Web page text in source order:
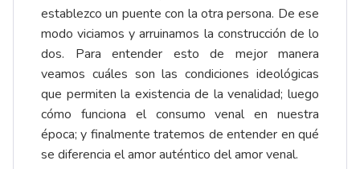
establezco un puente con la otra persona. De ese
modo viciamos y arruinamos la construcción de lo
dos. Para entender esto de mejor manera
veamos cuáles son las condiciones ideológicas
que permiten la existencia de la venalidad; luego
cómo funciona el consumo venal en nuestra
época; y finalmente tratemos de entender en qué
se diferencia el amor auténtico del amor venal.